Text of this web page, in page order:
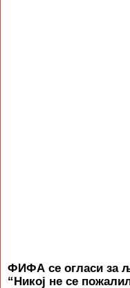
ФИФА се огласи за
“Никој не се